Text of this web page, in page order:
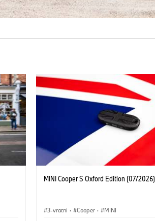
MINI Cooper S Oxford Edition (07/2026)
3-vratni · Cooper · MINI